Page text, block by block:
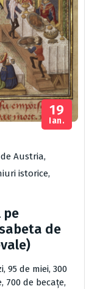
Austria,
istorice,
19
Ian.
pe
de
95 de miei, 300
700 de becaţe,